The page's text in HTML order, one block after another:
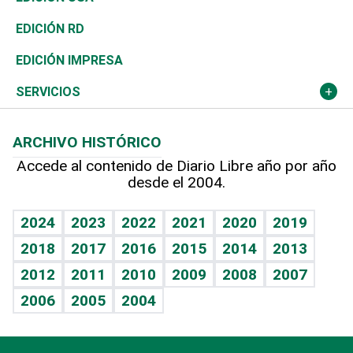
Ocenanía
Caribe
Resto del mundo
Telecom.
Global y variable
Economía personal
Sociales
Novedades
Podcast Arte Libre
Hablando con el pediatra
Vida y familia
Eñe
Celebrando la vida
Sin complejos
En pocas palabras
Tenis
Olimpismo
Más deportes
Línea de hit
BRV
TBT Deportivo
En Directo
Frente al Statu Quo
El Espía
Columnistas
Más firmas
Historia
Despertando al gigante
Cambio climático
Revista
Deportes
Opinión
Hecho en casa
Guía del dinero
EDICIÓN RD
EDICIÓN IMPRESA
SERVICIOS
Cumpleaños
Horóscopos
Juegos
ARCHIVO HISTÓRICO
Accede al contenido de Diario Libre año por año
desde el 2004.
2024 2023 2022 2021 2020
2019
2018
2017 2016 2015 2014
2013
2012
2011 2010 2009 2008
2007
2006
2005 2004